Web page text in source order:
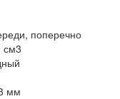
поперечно
см3
мм